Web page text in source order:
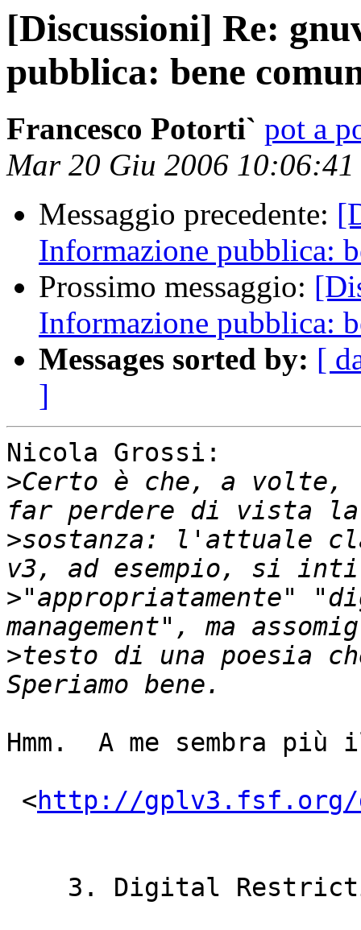
[Discussioni] Re:
pubblica: bene
Francesco Potorti` pot a
Mar 20 Giu 2006 10:06:41
Messaggio precedente:
Informazione pubblica:
Prossimo messaggio:
Informazione pubblica:
Messages sorted by: [
]
Nicola Grossi:
>Certo è che, a
>sostanza: l'attuale
>"appropriatamente"
>testo di una poesia
Hmm.  A me sembra
<http://